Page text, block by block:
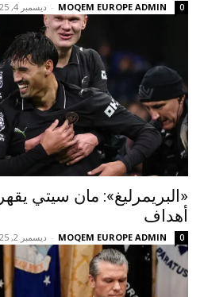
MOQEM EUROPE ADMIN
- ديسمبر 4, 2025 0
«البريمرليغ»: مان سيتي
أهداف
MOQEM EUROPE ADMIN
- ديسمبر 2, 2025 0